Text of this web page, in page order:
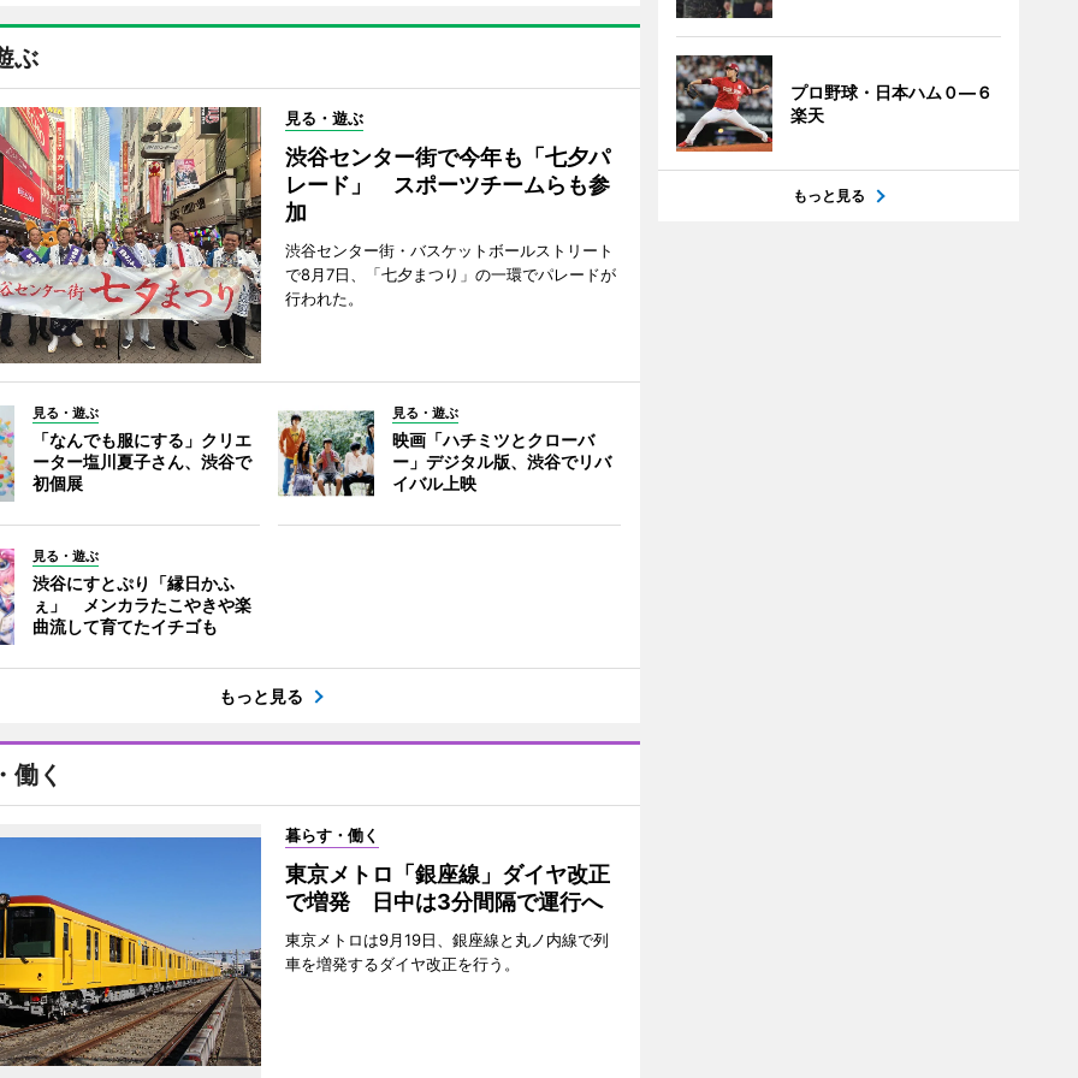
ぶ
見る・遊ぶ
渋谷センター街で今年も「七夕パ
レード」 スポーツチームらも参
加
渋谷センター街・バスケットボールストリート
で8月7日、「七夕まつり」の一環でパレードが
行われた。
見る・遊ぶ
「なんでも服にする」クリエ
ーター塩川夏子さん、渋谷で
初個展
見る・遊ぶ
映画「ハチミツとクローバ
ー」デジタル版、渋谷でリバ
イバル上映
見る・遊ぶ
渋谷にすとぷり「縁日かふ
ぇ」 メンカラたこやきや楽
曲流して育てたイチゴも
もっと見る
働く
暮らす・働く
東京メトロ「銀座線」ダイヤ改正
で増発 日中は3分間隔で運行へ
東京メトロは9月19日、銀座線と丸ノ内線で列
車を増発するダイヤ改正を行う。
プロ野球・日本ハム０―６
楽天
もっと見る